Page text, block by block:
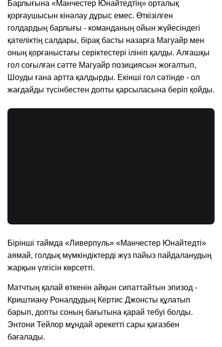
Барлығына «Манчестер Юнайтедтің» орталық
қорғаушысын кінәлау дұрыс емес. Өткізілген
голдардың барлығы - команданың ойын жүйесіндегі
қателіктің салдары, бірақ басты назарға Магуайр мен
оның қорғаныстағы серіктестері ілініп қалды. Алғашқы
гол соғылған сәтте Магуайр позициясын жоғалтып,
Шоуды ғана артта қалдырды. Екінші гол сәтінде - ол
жағдайды түсінбестен допты қарсыласына беріп қойды.
Бірінші таймда «Ливерпуль» «Манчестер Юнайтедті»
аямай, голдық мүмкіндіктерді жүз пайыз пайдаланудың
жарқын үлгісін көрсетті.
Матчтың қалай өткенін айқын сипаттайтын эпизод -
Криштиану Роналдудың Кертис Джонсты құлатып
барып, допты соның бағытына қарай тебуі болды.
Энтони Тейлор мұндай әрекетті сары қағазбен
бағалады.